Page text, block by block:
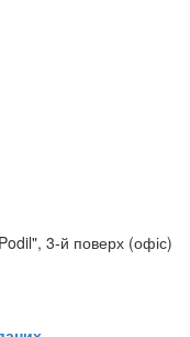
3-й поверх (офіс)